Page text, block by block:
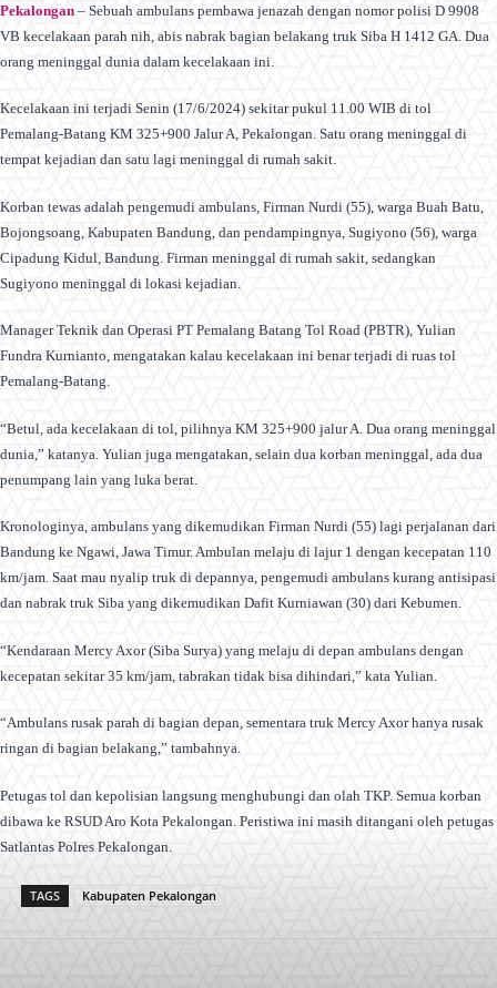
Pekalongan – Sebuah ambulans pembawa jenazah dengan nomor polisi D 9908
VB kecelakaan parah nih, abis nabrak bagian belakang truk Siba H 1412 GA. Dua
orang meninggal dunia dalam kecelakaan ini.
Kecelakaan ini terjadi Senin (17/6/2024) sekitar pukul 11.00 WIB di tol
Pemalang-Batang KM 325+900 Jalur A, Pekalongan. Satu orang meninggal di
tempat kejadian dan satu lagi meninggal di rumah sakit.
Korban tewas adalah pengemudi ambulans, Firman Nurdi (55), warga Buah Batu,
Bojongsoang, Kabupaten Bandung, dan pendampingnya, Sugiyono (56), warga
Cipadung Kidul, Bandung. Firman meninggal di rumah sakit, sedangkan
Sugiyono meninggal di lokasi kejadian.
Manager Teknik dan Operasi PT Pemalang Batang Tol Road (PBTR), Yulian
Fundra Kurnianto, mengatakan kalau kecelakaan ini benar terjadi di ruas tol
Pemalang-Batang.
“Betul, ada kecelakaan di tol, pilihnya KM 325+900 jalur A. Dua orang meninggal
dunia,” katanya. Yulian juga mengatakan, selain dua korban meninggal, ada dua
penumpang lain yang luka berat.
Kronologinya, ambulans yang dikemudikan Firman Nurdi (55) lagi perjalanan dari
Bandung ke Ngawi, Jawa Timur. Ambulan melaju di lajur 1 dengan kecepatan 110
km/jam. Saat mau nyalip truk di depannya, pengemudi ambulans kurang antisipasi
dan nabrak truk Siba yang dikemudikan Dafit Kurniawan (30) dari Kebumen.
“Kendaraan Mercy Axor (Siba Surya) yang melaju di depan ambulans dengan
kecepatan sekitar 35 km/jam, tabrakan tidak bisa dihindari,” kata Yulian.
“Ambulans rusak parah di bagian depan, sementara truk Mercy Axor hanya rusak
ringan di bagian belakang,” tambahnya.
Petugas tol dan kepolisian langsung menghubungi dan olah TKP. Semua korban
dibawa ke RSUD Aro Kota Pekalongan. Peristiwa ini masih ditangani oleh petugas
Satlantas Polres Pekalongan.
TAGS Kabupaten Pekalongan